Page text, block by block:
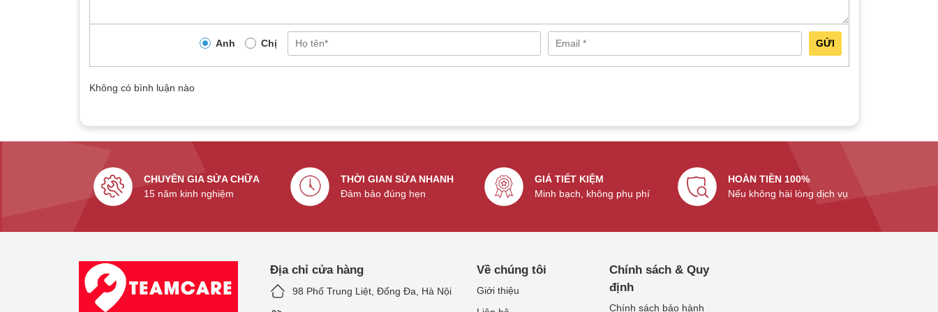
Anh Chị GỬI
Không có bình luận nào
CHUYÊN GIA SỬA CHỮA
15 năm kinh nghiệm
THỜI GIAN SỬA NHANH
Đảm bảo đúng hẹn
GIÁ TIẾT KIỆM
Minh bạch, không phụ phí
HOÀN TIỀN 100%
Nếu không hài lòng dịch vụ
Địa chỉ cửa hàng
98 Phố Trung Liệt, Đống Đa, Hà Nội
Về chúng tôi
Giới thiệu
Chính sách & Quy
định
Chính sách bảo hành